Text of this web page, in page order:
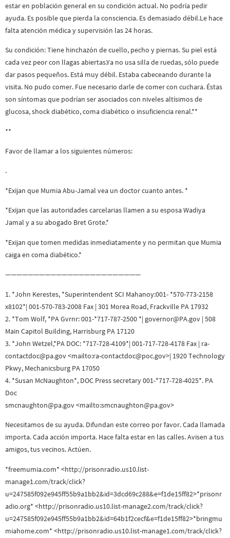
estar en población general en su condición actual. No podría pedir
ayuda. Es posible que pierda la consciencia. Es demasiado débil.Le hace
falta atención médica y supervisión las 24 horas.
Su condición: Tiene hinchazón de cuello, pecho y piernas. Su piel está
cada vez peor con llagas abiertas.Ya no usa silla de ruedas, sólo puede
dar pasos pequeños. Está muy débil. Estaba cabeceando durante la
visita. No pudo comer. Fue necesario darle de comer con cuchara. Éstas
son síntomas que podrían ser asociados con niveles altísimos de
glucosa, shock diabético, coma diabético o insuficiencia renal.**
**
Favor de llamar a los siguientes números:
.
*Exijan que Mumia Abu-Jamal vea un doctor cuanto antes. *
*Exijan que las autoridades carcelarias llamen a su esposa Wadiya
Jamal y a su abogado Bret Grote.*
*Exijan que tomen medidas inmediatamente y no permitan que Mumia
caiga en coma diabético.*
————————————————————————
1. *John Kerestes, *Superintendent SCI Mahanoy:001- *570-773-2158
x8102*| 001-570-783-2008 Fax | 301 Morea Road, Frackville PA 17932
2. *Tom Wolf, *PA Gvrnr: 001-*717-787-2500 *| governor@PA.gov | 508
Main Capitol Building, Harrisburg PA 17120
3. *John Wetzel,*PA DOC: *717-728-4109*| 001-717-728-4178 Fax | ra-
contactdoc@pa.gov <mailto:ra-contactdoc@poc.gov>| 1920 Technology
Pkwy, Mechanicsburg PA 17050
4. *Susan McNaughton*, DOC Press secretary 001-*717-728-4025*. PA
Doc
smcnaughton@pa.gov <mailto:smcnaughton@pa.gov>
Necesitamos de su ayuda. Difundan este correo por favor. Cada llamada
importa. Cada acción importa. Hace falta estar en las calles. Avisen a tus
amigos, tus vecinos. Actúen.
*freemumia.com* <http://prisonradio.us10.list-
manage1.com/track/click?
u=247585f092e945ff55b9a1bb2&id=3dcd69c288&e=f1de15ff82>*prisonr
adio.org* <http://prisonradio.us10.list-manage2.com/track/click?
u=247585f092e945ff55b9a1bb2&id=64b1f2cecf&e=f1de15ff82>*bringmu
miahome.com* <http://prisonradio.us10.list-manage1.com/track/click?